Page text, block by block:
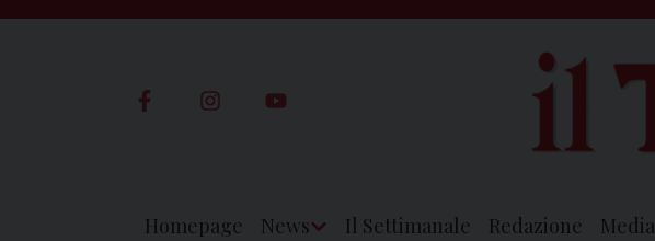
Homepage News Il Settimanale Redazione Media